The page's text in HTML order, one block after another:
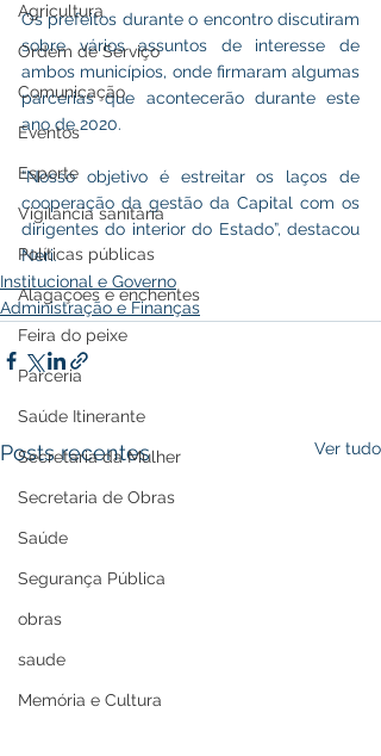
Agricultura
Ordem de Serviço
Comunicação
Eventos
Esporte
Vigilância sanitária
Políticas públicas
Alagações e enchentes
Feira do peixe
Parceria
Saúde Itinerante
Secretaria da Mulher
Secretaria de Obras
Saúde
Segurança Pública
obras
saude
Memória e Cultura
Os prefeitos durante o encontro discutiram
sobre vários assuntos de interesse de
ambos municípios, onde firmaram algumas
parcerias que acontecerão durante este
ano de 2020.
“Nosso objetivo é estreitar os laços de
cooperação da gestão da Capital com os
dirigentes do interior do Estado”, destacou
Neri.
Institucional e Governo
Administração e Finanças
Posts recentes Ver tudo